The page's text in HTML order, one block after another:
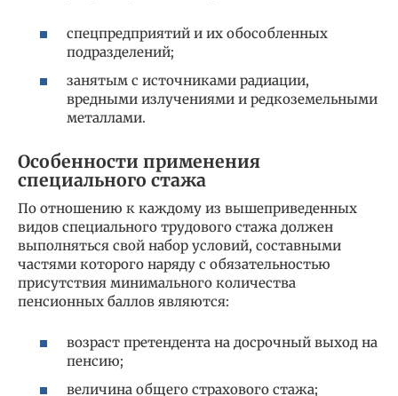
спецпредприятий и их обособленных
подразделений;
занятым с источниками радиации,
вредными излучениями и редкоземельными
металлами.
Особенности применения
специального стажа
По отношению к каждому из вышеприведенных
видов специального трудового стажа должен
выполняться свой набор условий, составными
частями которого наряду с обязательностью
присутствия минимального количества
пенсионных баллов являются:
возраст претендента на досрочный выход на
пенсию;
величина общего страхового стажа;